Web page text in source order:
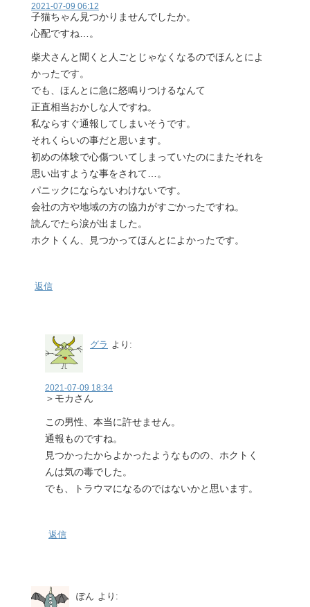
2021-07-09 06:12
子猫ちゃん見つかりませんでしたか。
心配ですね…。
柴犬さんと聞くと人ごとじゃなくなるのでほんとによ
かったです。
でも、ほんとに急に怒鳴りつけるなんて
正直相当おかしな人ですね。
私ならすぐ通報してしまいそうです。
それくらいの事だと思います。
初めの体験で心傷ついてしまっていたのにまたそれを
思い出すような事をされて…。
パニックにならないわけないです。
会社の方や地域の方の協力がすごかったですね。
読んでたら涙が出ました。
ホクトくん、見つかってほんとによかったです。
返信
グラ より:
2021-07-09 18:34
＞モカさん
この男性、本当に許せません。
通報ものですね。
見つかったからよかったようなものの、ホクトく
んは気の毒でした。
でも、トラウマになるのではないかと思います。
返信
ぽん より: